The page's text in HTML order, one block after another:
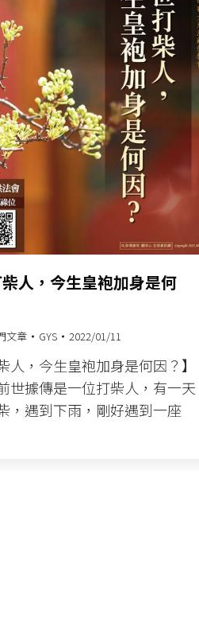
柴人，今生皇袍加身是何
文章 GYS 2022/01/11
人，今生皇袍加身是何因？】
世據傳是一位打柴人，有一天
，遇到下雨，剛好遇到一座